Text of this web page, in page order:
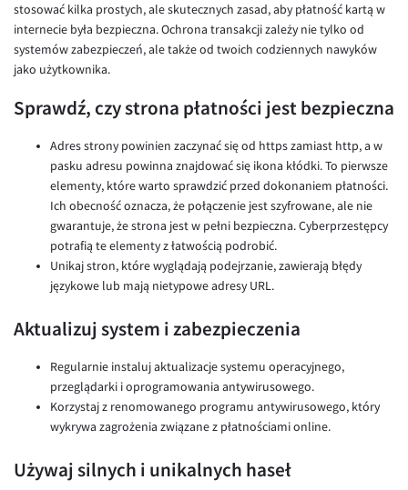
stosować kilka prostych, ale skutecznych zasad, aby płatność kartą w
internecie była bezpieczna. Ochrona transakcji zależy nie tylko od
systemów zabezpieczeń, ale także od twoich codziennych nawyków
jako użytkownika.
Sprawdź, czy strona płatności jest bezpieczna
Adres strony powinien zaczynać się od https zamiast http, a w
pasku adresu powinna znajdować się ikona kłódki. To pierwsze
elementy, które warto sprawdzić przed dokonaniem płatności.
Ich obecność oznacza, że połączenie jest szyfrowane, ale nie
gwarantuje, że strona jest w pełni bezpieczna. Cyberprzestępcy
potrafią te elementy z łatwością podrobić.
Unikaj stron, które wyglądają podejrzanie, zawierają błędy
językowe lub mają nietypowe adresy URL.
Aktualizuj system i zabezpieczenia
Regularnie instaluj aktualizacje systemu operacyjnego,
przeglądarki i oprogramowania antywirusowego.
Korzystaj z renomowanego programu antywirusowego, który
wykrywa zagrożenia związane z płatnościami online.
Używaj silnych i unikalnych haseł